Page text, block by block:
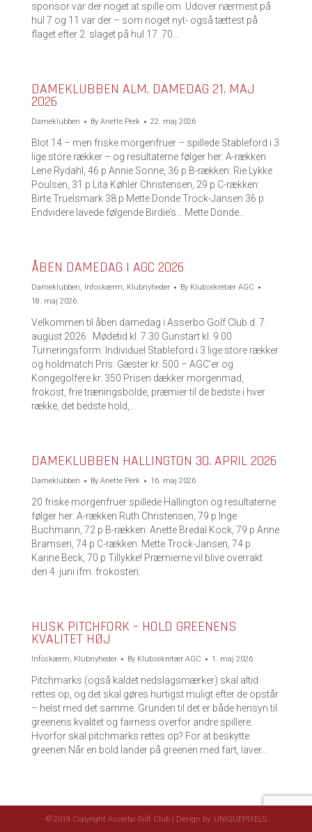
sponsor var der noget at spille om. Udover nærmest på
hul 7 og 11 var der – som noget nyt- også tættest på
flaget efter 2. slaget på hul 17. 70…
DAMEKLUBBEN ALM. DAMEDAG 21. MAJ
2026
Dameklubben By Anette Perk 22. maj 2026
Blot 14 – men friske morgenfruer – spillede Stableford i 3
lige store rækker – og resultaterne følger her: A-rækken
Lene Rydahl, 46 p Annie Sonne, 36 p B-rækken: Rie Lykke
Poulsen, 31 p Lita Køhler Christensen, 29 p C-rækken:
Birte Truelsmark 38 p Mette Donde Trock-Jansen 36 p
Endvidere lavede følgende Birdie’s… Mette Donde…
ÅBEN DAMEDAG I AGC 2026
Dameklubben, Infoskærm, Klubnyheder By Klubsekretær AGC
18. maj 2026
Velkommen til åben damedag i Asserbo Golf Club d. 7.
august 2026 Mødetid kl. 7.30 Gunstart kl. 9.00
Turneringsform: Individuel Stableford i 3 lige store rækker
og holdmatch Pris: Gæster kr. 500 – AGC’er og
Kongegolfere kr. 350 Prisen dækker morgenmad,
frokost, frie træningsbolde, præmier til de bedste i hver
række, det bedste hold,…
DAMEKLUBBEN HALLINGTON 30. APRIL 2026
Dameklubben By Anette Perk 16. maj 2026
20 friske morgenfruer spillede Hallington og resultaterne
følger her: A-rækken Ruth Christensen, 79 p Inge
Buchmann, 72 p B-rækken: Anette Bredal Kock, 79 p Anne
Bramsen, 74 p C-rækken: Mette Trock-Jansen, 74 p
Karine Beck, 70 p Tillykke! Præmierne vil blive overrakt
den 4. juni ifm. frokosten.
HUSK PITCHFORK – HOLD GREENENS
KVALITET HØJ
Infoskærm, Klubnyheder By Klubsekretær AGC 1. maj 2026
Pitchmarks (også kaldet nedslagsmærker) skal altid
rettes op, og det skal gøres hurtigst muligt efter de opstår
– helst med det samme. Grunden til det er både hensyn til
greenens kvalitet og fairness overfor andre spillere.
Hvorfor skal pitchmarks rettes op? For at beskytte
greenen Når en bold lander på greenen med fart, laver…
© 2019 Copyright Asserbo Golf Club | Design by: UNIQUEPIXELS